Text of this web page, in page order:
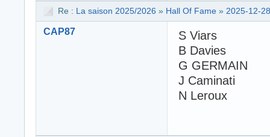
Re : La saison 2025/2026 » Hall Of Fame » 2025-12-
CAP87
S Viars
B Davies
G GERMAIN
J Caminati
N Leroux